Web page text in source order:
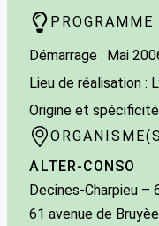
PROGRAMME
Démarrage : Mai
Lieu de réalisation :
Origine et
ALTER-CONSO
Decines-Charpieu –
61 avenue de